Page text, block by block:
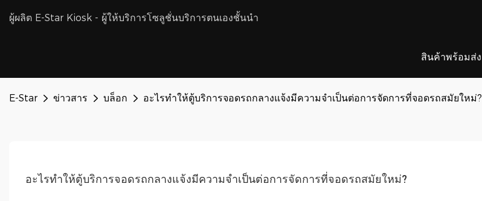
ผู้ผลิต E-Star Kiosk - ผู้ให้บริการโซลูชั่นบริการตนเองชั้นนำ
สินค้าพร้อมส่ง
E-Star ข่าวสาร บล็อก อะไรทำให้ตู้บริการจอดรถกลางแจ้งมีความจำเป็นต่อการจัดการที่จอดรถสมัยใหม่?
อะไรทำให้ตู้บริการจอดรถกลางแจ้งมีความจำเป็นต่อการจัดการที่จอดรถสมัยใหม่?